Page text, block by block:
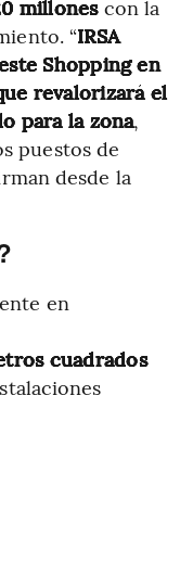
millonescon la
“IRSA
Shopping en
revalorizará el
para la zona,
puestos de
desde la
en
cuadrados